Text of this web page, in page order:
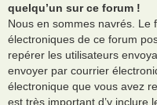
quelqu’un sur ce forum !
Nous en sommes navrés. Le
électroniques de ce forum
repérer les utilisateurs
envoyer par courrier
électronique que vous avez
est très important d’y inclure